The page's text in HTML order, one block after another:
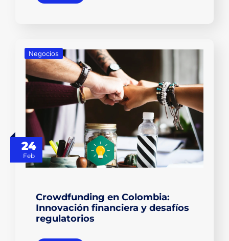
24
Feb
Negocios
Crowdfunding en Colombia:
Innovación financiera y desafíos
regulatorios